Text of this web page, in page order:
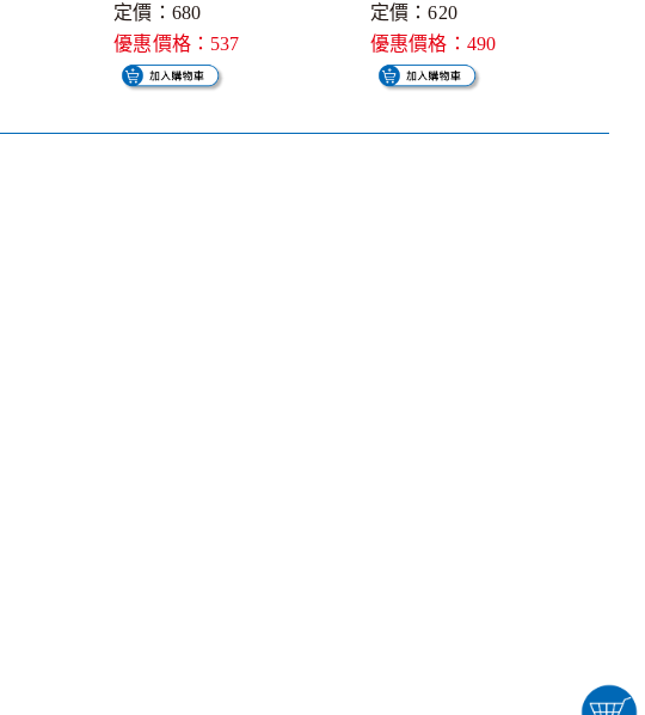
定價：680
優惠價格：537
定價：620
優惠價格：490